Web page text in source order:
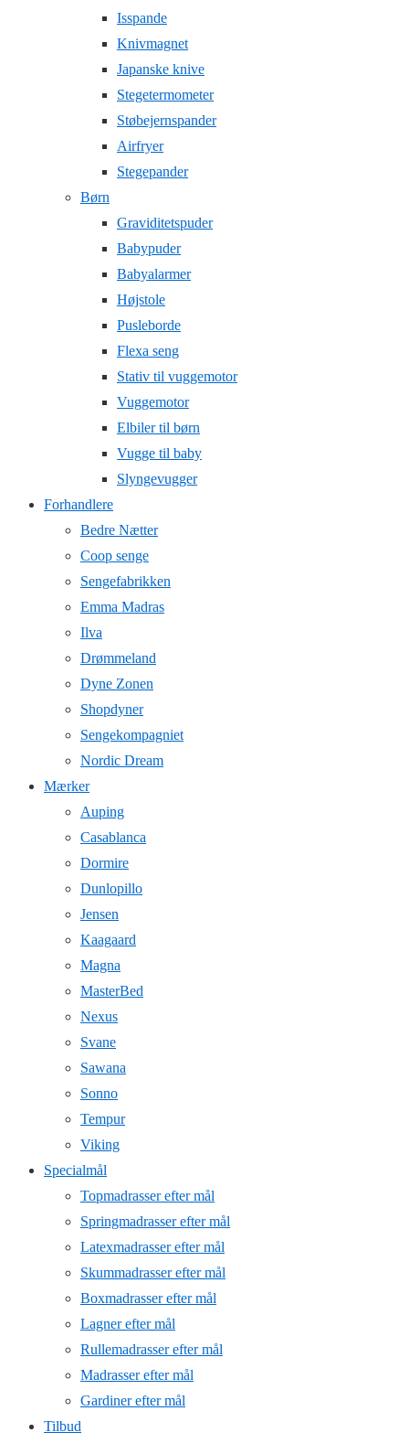
Isspande
Knivmagnet
Japanske knive
Stegetermometer
Støbejernspander
Airfryer
Stegepander
Børn
Graviditetspuder
Babypuder
Babyalarmer
Højstole
Pusleborde
Flexa seng
Stativ til vuggemotor
Vuggemotor
Elbiler til børn
Vugge til baby
Slyngevugger
Forhandlere
Bedre Nætter
Coop senge
Sengefabrikken
Emma Madras
Ilva
Drømmeland
Dyne Zonen
Shopdyner
Sengekompagniet
Nordic Dream
Mærker
Auping
Casablanca
Dormire
Dunlopillo
Jensen
Kaagaard
Magna
MasterBed
Nexus
Svane
Sawana
Sonno
Tempur
Viking
Specialmål
Topmadrasser efter mål
Springmadrasser efter mål
Latexmadrasser efter mål
Skummadrasser efter mål
Boxmadrasser efter mål
Lagner efter mål
Rullemadrasser efter mål
Madrasser efter mål
Gardiner efter mål
Tilbud